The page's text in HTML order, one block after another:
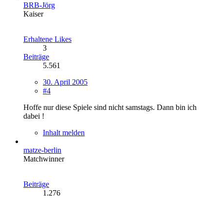
BRB-Jörg
Kaiser
Erhaltene Likes
3
Beiträge
5.561
30. April 2005
#4
Hoffe nur diese Spiele sind nicht samstags. Dann bin ich
dabei !
Inhalt melden
matze-berlin
Matchwinner
Beiträge
1.276